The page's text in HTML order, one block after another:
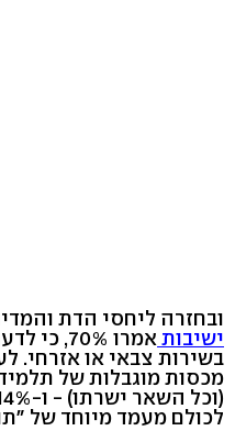
ובחזרה ליחסי הדת
ישיבות אמרו
מכסות מוגבלות של
לכולם מעמד מיוחד של